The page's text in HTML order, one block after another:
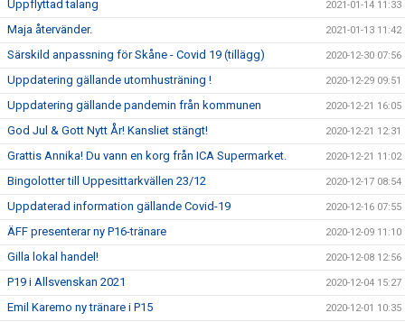
Uppflyttad talang 2021-01-14 11:33
Maja återvänder. 2021-01-13 11:42
Särskild anpassning för Skåne - Covid 19 (tillägg) 2020-12-30 07:56
Uppdatering gällande utomhusträning ! 2020-12-29 09:51
Uppdatering gällande pandemin från kommunen 2020-12-21 16:05
God Jul & Gott Nytt År! Kansliet stängt! 2020-12-21 12:31
Grattis Annika! Du vann en korg från ICA Supermarket. 2020-12-21 11:02
Bingolotter till Uppesittarkvällen 23/12 2020-12-17 08:54
Uppdaterad information gällande Covid-19 2020-12-16 07:55
ÄFF presenterar ny P16-tränare 2020-12-09 11:10
Gilla lokal handel! 2020-12-08 12:56
P19 i Allsvenskan 2021 2020-12-04 15:27
Emil Karemo ny tränare i P15 2020-12-01 10:35